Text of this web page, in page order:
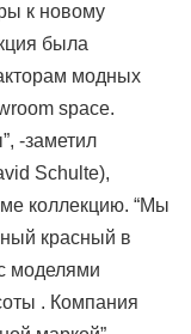
к новому
была
модных
space.
-заметил
Schulte),
коллекцию. “Мы
красный в
моделями
. Компания